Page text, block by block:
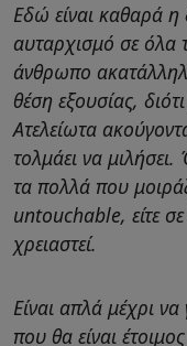
Εδώ είναι καθαρά η
αυταρχισμό σε όλα
άνθρωπο
θέση εξουσίας,
Ατελείωτα
τολμάει να
τα πολλά που
untouchable, είτε σε
χρειαστεί.
Είναι απλά μέχρι να
που θα είναι